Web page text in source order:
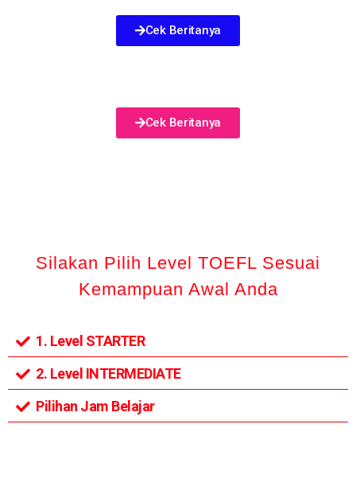
Cek Beritanya
Cek Beritanya
Silakan Pilih Level TOEFL Sesuai
Kemampuan Awal Anda
1. Level STARTER
2. Level INTERMEDIATE
Pilihan Jam Belajar